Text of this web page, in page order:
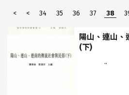
<
< 34 35 36 37 38
陽山、連山、
(下)
..